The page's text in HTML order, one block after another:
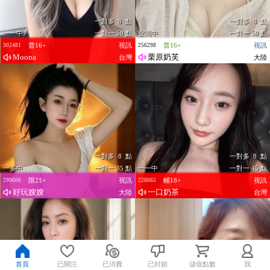
一一中
一對多 8 點
一對一 50 點
普16+
視訊
302481
Moona 台灣
空閒中
一對多 8 點
一對一 50 點
普16+
視訊
256298
栗原奶芙 大陸
一多中
一對多 8 點
一對一 35 點
限21+
視訊
290606
好玩嫂嫂 大陸
一一中
一對多 8 點
一對一 45 點
輔18+
視訊
228665
一口奶茶 台灣
首頁 已關注 已消費 已封鎖 儲值點數 我